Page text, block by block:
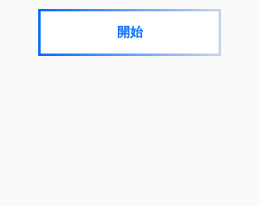
開始